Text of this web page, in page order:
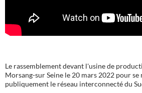
Le rassemblement devant l'usine de
Morsang-sur Seine le 20 mars 2022 pour
publiquement le réseau interconnecté du